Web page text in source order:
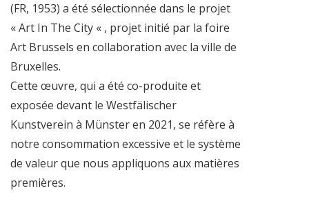
(FR, 1953) a été sélectionnée dans le projet
« Art In The City « , projet initié par la foire
Art Brussels en collaboration avec la ville de
Bruxelles.
Cette œuvre, qui a été co-produite et
exposée devant le Westfälischer
Kunstverein à Münster en 2021, se réfère à
notre consommation excessive et le système
de valeur que nous appliquons aux matières
premières.